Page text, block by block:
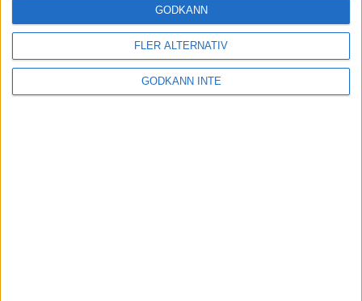
FLER ALTERNATIV
GODKÄNN INTE
GODKÄNN
Berlin Marathon - ett lopp genom
8 okt 1995• Arkiv• Reseberättelser från